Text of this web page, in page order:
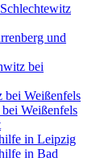
und
bei
bei Weißenfels
Weißenfels
in Leipzig
in Bad